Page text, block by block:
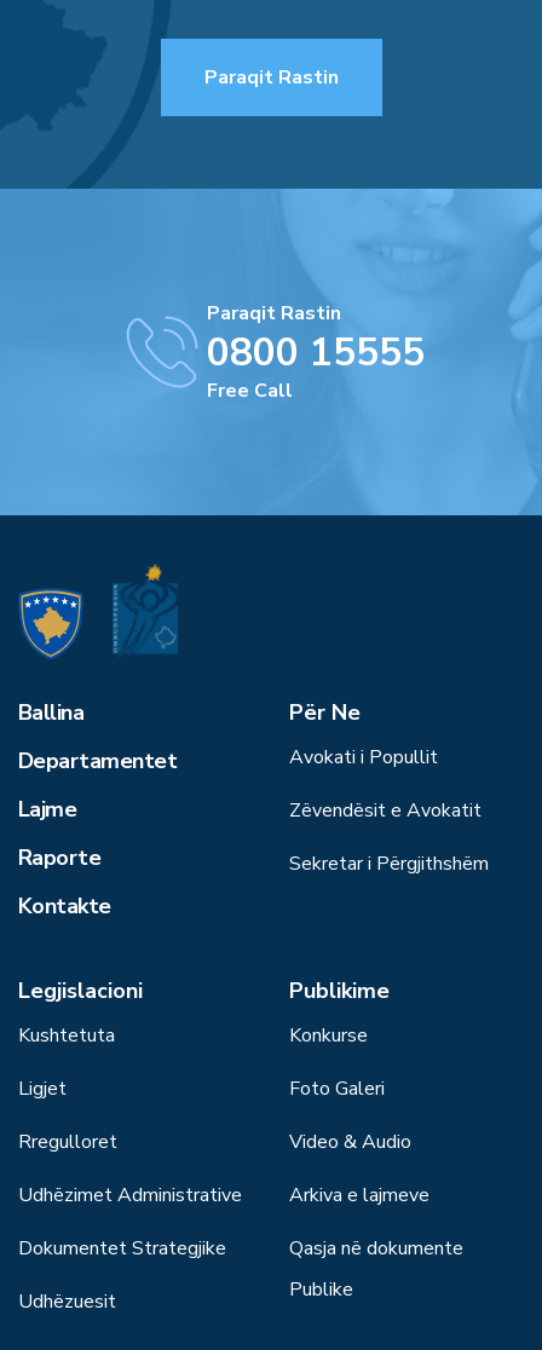
Paraqit Rastin
Paraqit Rastin
0800 15555
Free Call
Ballina
Departamentet
Lajme
Raporte
Kontakte
Për Ne
Avokati i Popullit
Zëvendësit e Avokatit
Sekretar i Përgjithshëm
Legjislacioni
Kushtetuta
Ligjet
Rregulloret
Udhëzimet Administrative
Dokumentet Strategjike
Udhëzuesit
Publikime
Konkurse
Foto Galeri
Video & Audio
Arkiva e lajmeve
Qasja në dokumente
Publike